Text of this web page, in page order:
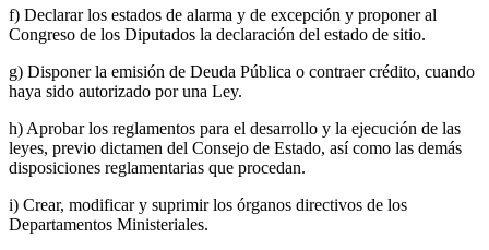
f) Declarar los estados de alarma y de excepción y proponer al
Congreso de los Diputados la declaración del estado de sitio.
g) Disponer la emisión de Deuda Pública o contraer crédito, cuando
haya sido autorizado por una Ley.
h) Aprobar los reglamentos para el desarrollo y la ejecución de las
leyes, previo dictamen del Consejo de Estado, así como las demás
disposiciones reglamentarias que procedan.
i) Crear, modificar y suprimir los órganos directivos de los
Departamentos Ministeriales.